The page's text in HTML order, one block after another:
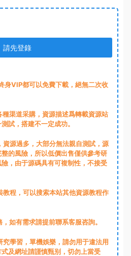
請先登錄
VIP都可以免費下載，絕無二次收
渠道采購，資源描述爲轉載資源站
試，搭建不一定成功。
資源過多，大部分無法親自測試，源
的風險，所以低價出售僅供參考研
，由于源碼具有可複制性，不接受
程，可以搜索本站其他資源教程作
如有需求請提前聯系客服咨詢。
學習，單機娛樂，請勿用于違法用
及網址請謹慎甄别，切勿上當受